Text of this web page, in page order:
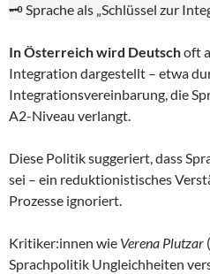
🗝️ Sprache als „Schlüssel zur
In Österreich wird Deutschoft
Integration dargestellt – etwa
Integrationsvereinbarung, die
A2-Niveau verlangt.
Diese Politik suggeriert, dass
sei – ein reduktionistisches
Prozesse ignoriert.
Kritiker:innen wie Verena Plutzar
Sprachpolitik Ungleichheiten